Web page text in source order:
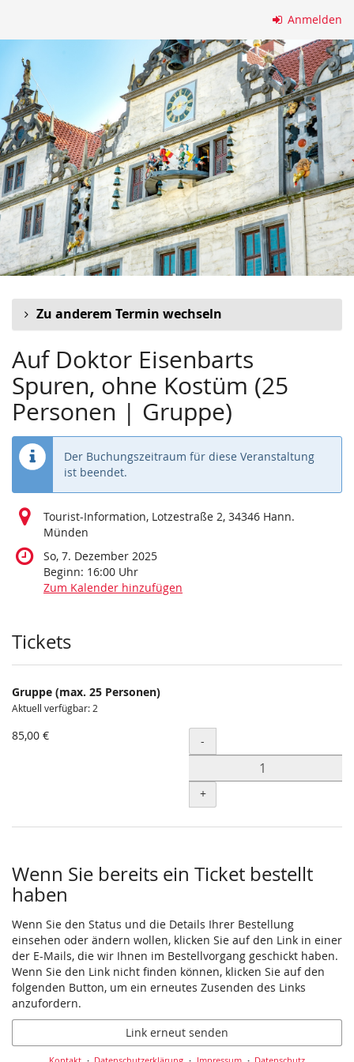
springen
Anmelden
Zu anderem Termin wechseln
Auf Doktor Eisenbarts
Spuren, ohne Kostüm (25
Personen | Gruppe)
Der Buchungszeitraum für diese Veranstaltung
ist beendet.
Tourist-Information, Lotzestraße 2, 34346 Hann.
Münden
So, 7. Dezember 2025
Beginn: 16:00 Uhr
Zum Kalender hinzufügen
Produkte
Tickets
Gruppe (max. 25 Personen)
Aktuell verfügbar: 2
85,00 € Menge
-
+
Wenn Sie bereits ein Ticket bestellt
haben
Wenn Sie den Status und die Details Ihrer Bestellung
einsehen oder ändern wollen, klicken Sie auf den Link in einer
der E-Mails, die wir Ihnen im Bestellvorgang geschickt haben.
Wenn Sie den Link nicht finden können, klicken Sie auf den
folgenden Button, um ein erneutes Zusenden des Links
anzufordern.
Link erneut senden